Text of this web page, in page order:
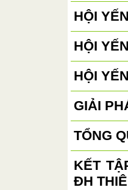
HỘI
HỘI
HỘI
GIẢI
TỔNG
KẾT
ĐH